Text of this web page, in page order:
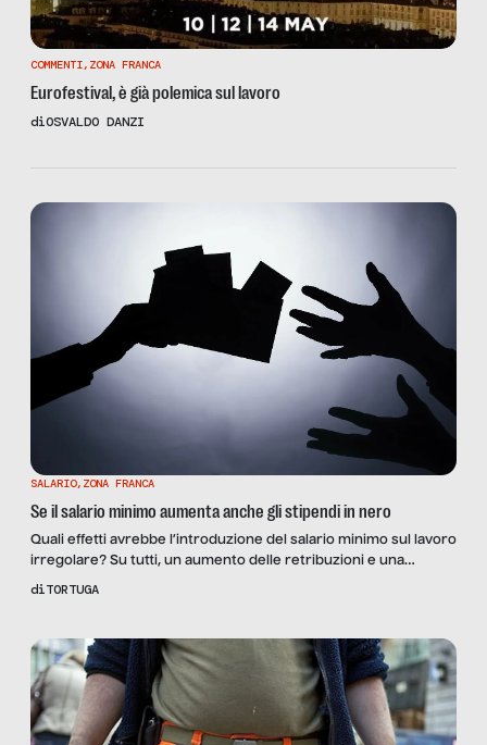
COMMENTI, ZONA FRANCA
Eurofestival, è già polemica sul lavoro
diOSVALDO DANZI
SALARIO, ZONA FRANCA
Se il salario minimo aumenta anche gli stipendi in nero
Quali effetti avrebbe l’introduzione del salario minimo sul lavoro
irregolare? Su tutti, un aumento delle retribuzioni e una
riallocazione dei lavoratori tra il settore formale e quello
di sviluppo.
diTORTUGA